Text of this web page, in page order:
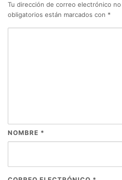
Tu dirección de correo electrónico
obligatorios están marcados con *
NOMBRE *